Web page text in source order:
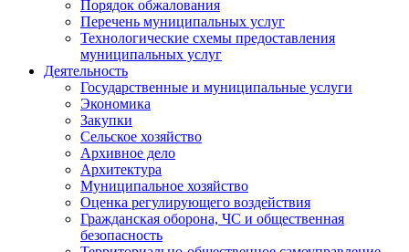
Порядок обжалования
Перечень муниципальных услуг
Технологические схемы предоставления
муниципальных услуг
Деятельность
Государственные и муниципальные услуги
Экономика
Закупки
Сельское хозяйство
Архивное дело
Архитектура
Муниципальное хозяйство
Оценка регулирующего воздействия
Гражданская оборона, ЧС и общественная
безопасность